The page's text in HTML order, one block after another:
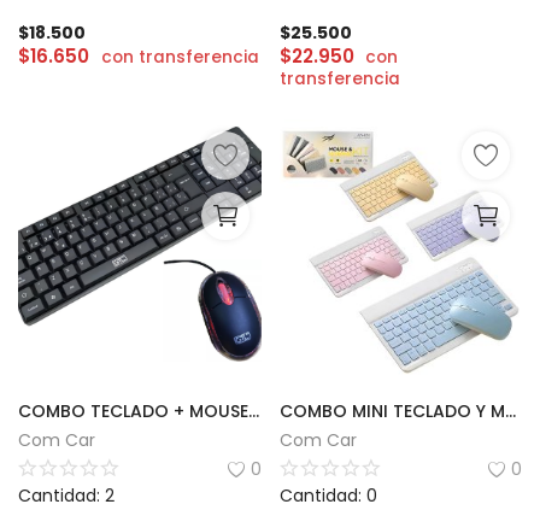
$18.500
$16.650 con transferencia
$25.500
$22.950 con
transferencia
COMBO TECLADO + MOUSE GTC
Com Car
0
Cantidad: 2
COMBO MINI TECLADO Y MOUSE BLUETOOTH
Com Car
0
Cantidad: 0